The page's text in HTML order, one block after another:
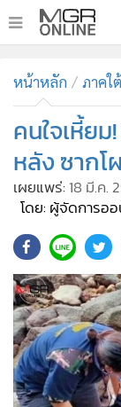
ทันเหตุการณ์
• ภาคใต้
ภูมิภาค
Online Section
บันเทิง
• ผู้จัดการรายวัน
• คอลัมนิสต์
• ละคร
• CbizReview
• Cyber BIZ
• ผู้จัดกวน
• Good health
หน้าหลัก ภาคใต้
คนใจเหี้ย
หลัง ซากโ
เผยแพร่: 18 มี.ค.
โดย: ผู้จัดการอ